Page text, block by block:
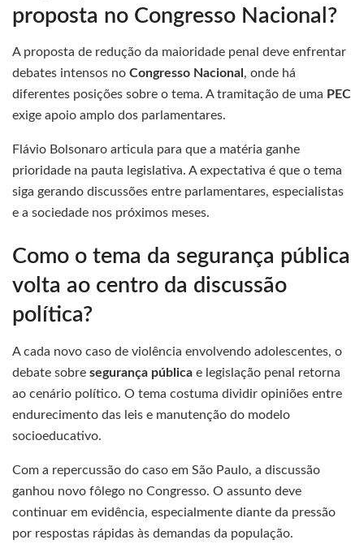
proposta no Congresso Nacional?
A proposta de redução da maioridade penal deve enfrentar
debates intensos no Congresso Nacional , onde há
diferentes posições sobre o tema. A tramitação de uma PEC
exige apoio amplo dos parlamentares.
Flávio Bolsonaro articula para que a matéria ganhe
prioridade na pauta legislativa. A expectativa é que o tema
siga gerando discussões entre parlamentares, especialistas
e a sociedade nos próximos meses.
Como o tema da segurança pública
volta ao centro da discussão
política?
A cada novo caso de violência envolvendo adolescentes, o
debate sobre segurança pública e legislação penal retorna
ao cenário político. O tema costuma dividir opiniões entre
endurecimento das leis e manutenção do modelo
socioeducativo.
Com a repercussão do caso em São Paulo, a discussão
ganhou novo fôlego no Congresso. O assunto deve
continuar em evidência, especialmente diante da pressão
por respostas rápidas às demandas da população.